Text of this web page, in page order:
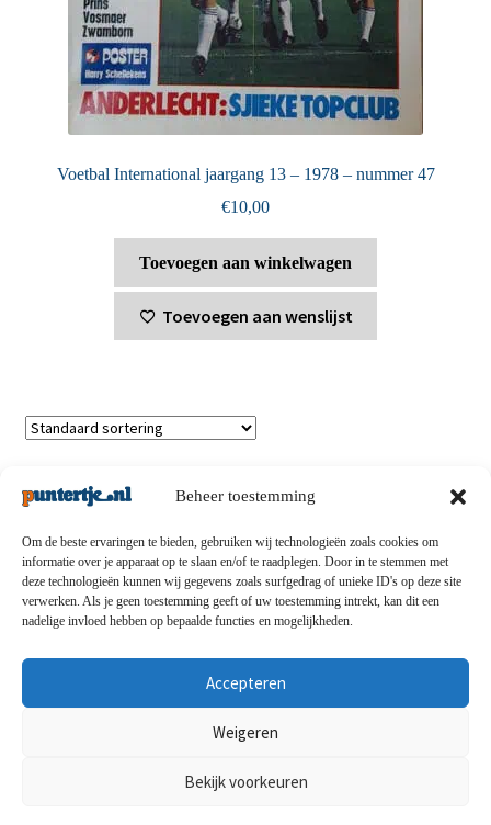
Beheer toestemming
Om de beste ervaringen te bieden, gebruiken wij technologieën zoals cookies om
informatie over je apparaat op te slaan en/of te raadplegen. Door in te stemmen met
deze technologieën kunnen wij gegevens zoals surfgedrag of unieke ID's op deze site
verwerken. Als je geen toestemming geeft of uw toestemming intrekt, kan dit een
nadelige invloed hebben op bepaalde functies en mogelijkheden.
Accepteren
Weigeren
Bekijk voorkeuren
Voetbal International jaargang 13 – 1978 – nummer 47
€10,00
Toevoegen aan winkelwagen
Toevoegen aan wenslijst
Privacybeleid-Verzending en retouren-Algemene
voorwaarden-Disclaimert-Betaalmethoden-Over ons
Contact